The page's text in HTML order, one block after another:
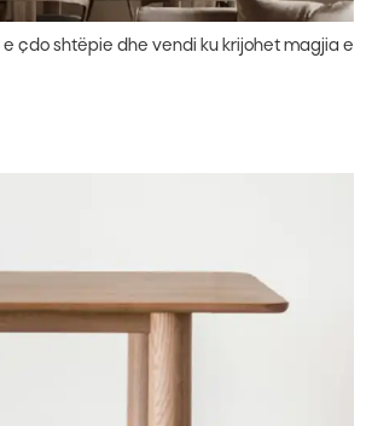
çdo shtëpie dhe vendi ku krijohet magjia e